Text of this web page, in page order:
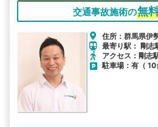
交通事故施術の無
住所：群馬県伊
最寄り駅： 剛
アクセス：剛志
駐車場：有（ 10